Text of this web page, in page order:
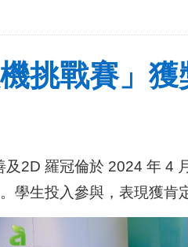
挑戰賽」獲
2D 羅冠倫於 2024 年
學生投入參與，表現獲肯